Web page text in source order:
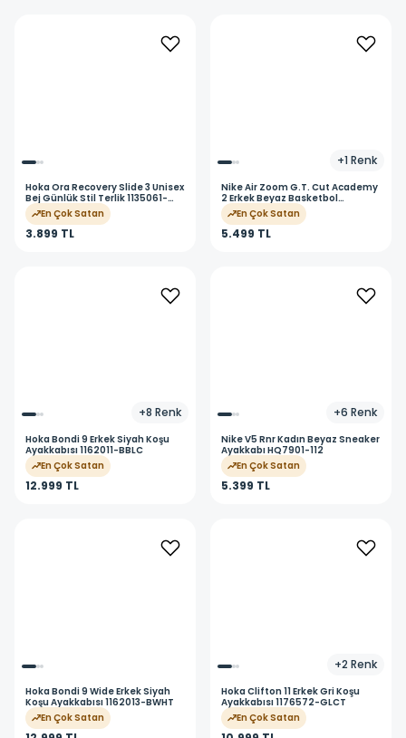
HokaOra Recovery Slide 3 Unisex
Bej Günlük Stil Terlik 1135061-
ARMBEn Çok Satan
3.899 TL
+1 Renk
NikeAir Zoom G.T. Cut Academy
2 Erkek Beyaz Basketbol
Ayakkabısı HV9774-104
En Çok Satan
5.499 TL
+8 Renk
HokaBondi 9 Erkek Siyah Koşu
Ayakkabısı 1162011-BBLC
En Çok Satan
12.999 TL
+6 Renk
NikeV5 Rnr Kadın Beyaz Sneaker
Ayakkabı HQ7901-112
En Çok Satan
5.399 TL
HokaBondi 9 Wide Erkek Siyah
Koşu Ayakkabısı 1162013-BWHT
En Çok Satan
+2 Renk
HokaClifton 11 Erkek Gri Koşu
Ayakkabısı 1176572-GLCT
En Çok Satan